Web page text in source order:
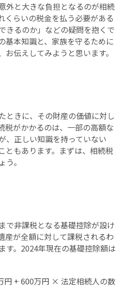
外と大きな負担となるのが相続
くらいの税金を払う必要がある
きるのか」などの疑問を抱くで
基本知識と、家族を守るために
伝えしてみようと思います。
ときに、その財産の価値に対し
税がかかるのは、一部の高額な
、正しい知識を持っていない
ともあります。まずは、相続税
。
で非課税となる基礎控除が設け
産が全額に対して課税されるわ
す。2024年現在の基礎控除額は
円 + 600万円 × 法定相続人の数